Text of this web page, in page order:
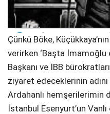
Çünkü Böke,
verirken ‘Başta
Başkanı ve İBB
ziyaret edeceklerinin
Ardahanlı hemşerilerimin
İstanbul Esenyurt’un